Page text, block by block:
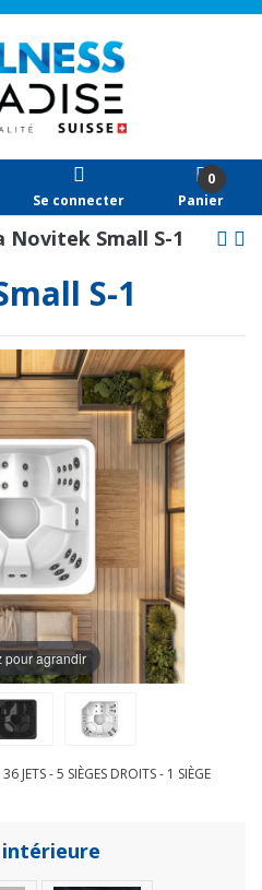
Se connecter
0
Panier
Novitek Small S-1
S-1
pour agrandir
JETS - 5 SIÈGES DROITS - 1 SIÈGE
intérieure